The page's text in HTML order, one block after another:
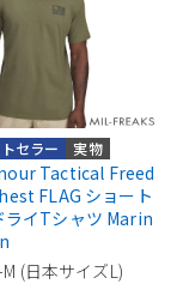
実物
セラー
Tactical Freed
FLAG ショート
ライTシャツ Marin
(日本サイズL)